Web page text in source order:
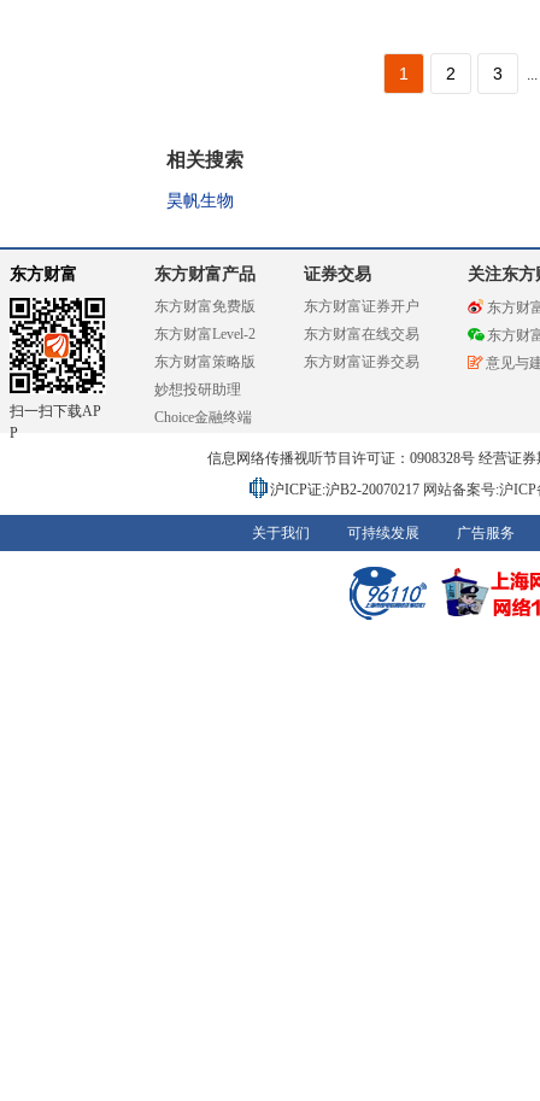
1 2 3 ...
相关搜索
昊帆生物
东方财富
扫一扫下载AP
P
东方财富产品
东方财富免费版
东方财富Level-2
东方财富策略版
妙想投研助理
Choice金融终端
证券交易
东方财富证券开户
东方财富在线交易
东方财富证券交易
关注东方
东方财
东方财
意见与
信息网络传播视听节目许可证：0908328号 经营证
沪ICP证:沪B2-20070217 网站备案号:沪
关于我们 可持续发展 广告服务